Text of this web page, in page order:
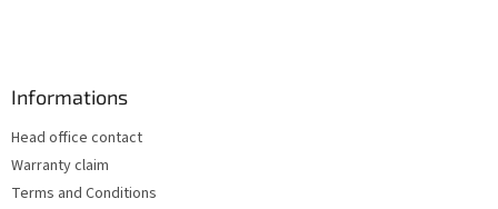
Informations
Head office contact
Warranty claim
Terms and Conditions